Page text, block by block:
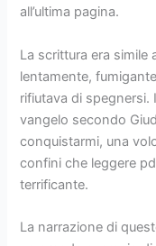
all’ultima pagina.
La scrittura era simile
lentamente,
rifiutava di spegnersi.
vangelo secondo
conquistarmi, una
confini che leggere
terrificante.
La narrazione di